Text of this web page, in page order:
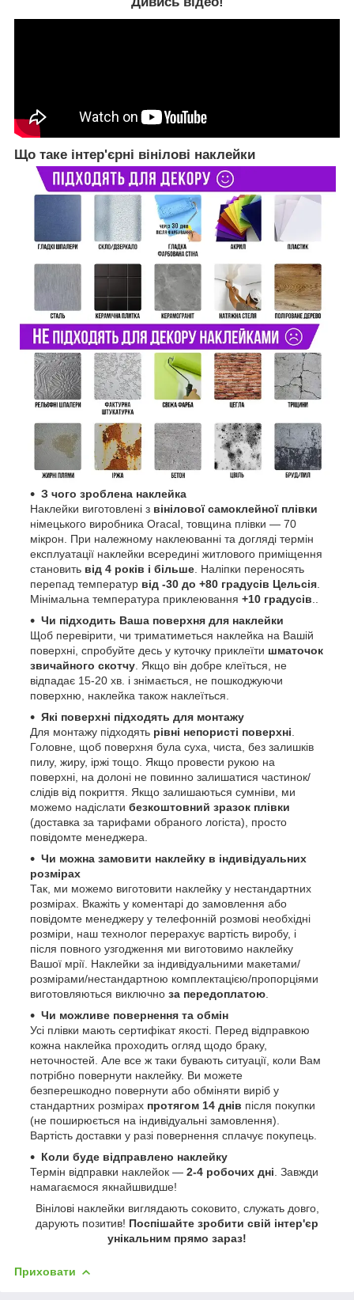
Що таке інтер'єрні вінілові наклейки
З чого зроблена наклейка
Наклейки виготовлені з вінілової самоклейної плівки
німецького виробника Oracal, товщина плівки — 70
мікрон. При належному наклеюванні та догляді термін
експлуатації наклейки всередині житлового приміщення
становить від 4 років і більше . Наліпки переносять
перепад температур від -30 до +80 градусів Цельсія
Мінімальна температура приклеювання +10 градусів
Чи підходить Ваша поверхня для наклейки
Щоб перевірити, чи триматиметься наклейка на Вашій
поверхні, спробуйте десь у куточку приклеїти шматочок
звичайного скотчу . Якщо він добре клеїться, не
відпадає 15-20 хв. і знімається, не пошкоджуючи
поверхню, наклейка також наклеїться.
Які поверхні підходять для монтажу
Для монтажу підходять рівні непористі поверхні
Головне, щоб поверхня була суха, чиста, без залишків
пилу, жиру, іржі тощо. Якщо провести рукою на
поверхні, на долоні не повинно залишатися частинок/
слідів від покриття. Якщо залишаються сумніви, ми
можемо надіслати безкоштовний зразок плівки
(доставка за тарифами обраного логіста), просто
повідомте менеджера.
Чи можна замовити наклейку в індивідуальних
розмірах
Так, ми можемо виготовити наклейку у нестандартних
розмірах. Вкажіть у коментарі до замовлення або
повідомте менеджеру у телефонній розмові необхідні
розміри, наш технолог перерахує вартість виробу, і
після повного узгодження ми виготовимо наклейку
Вашої мрії. Наклейки за індивідуальними макетами/
розмірами/нестандартною комплектацією/пропорціями
виготовляються виключно за передоплатою
Чи можливе повернення та обмін
Усі плівки мають сертифікат якості. Перед відправкою
кожна наклейка проходить огляд щодо браку,
неточностей. Але все ж таки бувають ситуації, коли Вам
потрібно повернути наклейку. Ви можете
безперешкодно повернути або обміняти виріб у
стандартних розмірах протягом 14 днів після покупки
(не поширюється на індивідуальні замовлення).
Вартість доставки у разі повернення сплачує покупець.
Коли буде відправлено наклейку
Термін відправки наклейок — 2-4 робочих дні . Завжди
намагаємося якнайшвидше!
Вінілові наклейки виглядають соковито, служать довго,
дарують позитив! Поспішайте зробити свій інтер'єр
унікальним прямо зараз!
Приховати